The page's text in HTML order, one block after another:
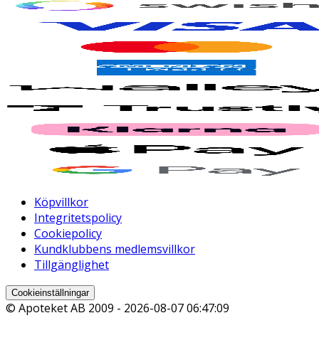
Köpvillkor
Integritetspolicy
Cookiepolicy
Kundklubbens medlemsvillkor
Tillgänglighet
Cookieinställningar
© Apoteket AB 2009 - 2026-08-07 06:47:09